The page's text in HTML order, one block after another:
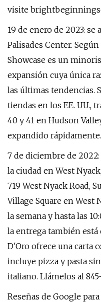
visite
19 de enero de 2023:
Palisades Center.
Showcase es un
expansión cuya única
las últimas tendencias.
tiendas en los EE. UU.,
40 y 41 en Hudson
expandido rápidamente.
7 de diciembre de
la ciudad en West
719 West Nyack Road,
Village Square en West
la semana y hasta las
la entrega también está
D'Oro ofrece una carta
incluye pizza y pasta
italiano. Llámelos al 845-
Reseñas de Google